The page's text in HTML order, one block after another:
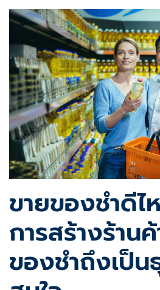
ขายของชําดีไ
การสร้างร้าน
ของชำถึงเป็น